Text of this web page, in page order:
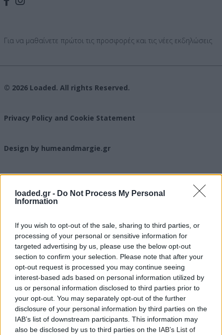
loaded.gr - Do Not Process My Personal
Information
If you wish to opt-out of the sale, sharing to third parties, or
processing of your personal or sensitive information for
targeted advertising by us, please use the below opt-out
section to confirm your selection. Please note that after your
opt-out request is processed you may continue seeing
interest-based ads based on personal information utilized by
us or personal information disclosed to third parties prior to
your opt-out. You may separately opt-out of the further
disclosure of your personal information by third parties on the
IAB’s list of downstream participants. This information may
also be disclosed by us to third parties on the IAB’s List of
Για να μαθαίνετε πρώτοι τις προσφορές και τις νέες εκδηλώσεις
© 2026 Loaded. All rights Reserved.
Privacy Policy and Cookie Statement
Design by humeandmargie.gr